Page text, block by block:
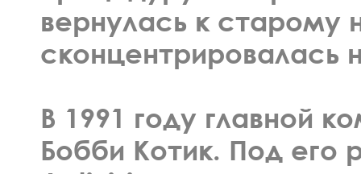
вернулась к старому
сконцентрировалась
В 1991 году главной
Бобби Котик. Под его